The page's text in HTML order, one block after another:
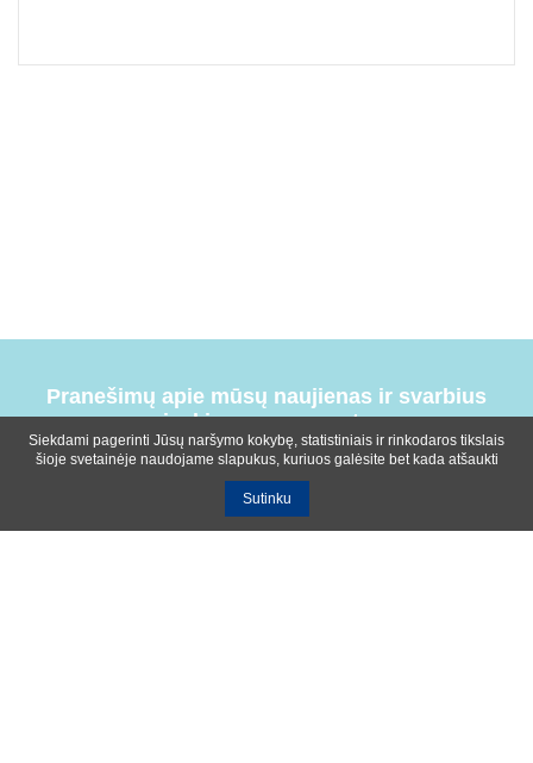
Pranešimų apie mūsų naujienas ir svarbius
įvykius prenumerata
Siekdami pagerinti Jūsų naršymo kokybę, statistiniais ir rinkodaros tikslais
šioje svetainėje naudojame slapukus, kuriuos galėsite bet kada atšaukti
Sutinku